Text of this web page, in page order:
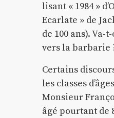
lisant « 1984 »
Ecarlate » de
de 100 ans).
vers la barbarie
Certains
les classes
Monsieur
âgé pourtant de